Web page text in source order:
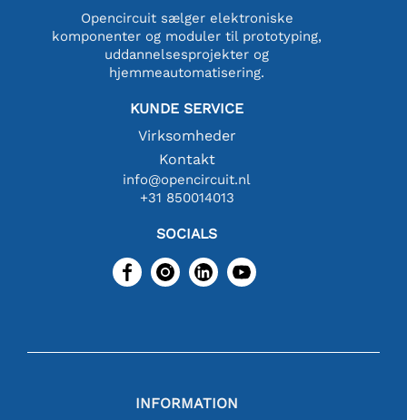
Opencircuit sælger elektroniske
komponenter og moduler til prototyping,
uddannelsesprojekter og
hjemmeautomatisering.
KUNDE SERVICE
Virksomheder
Kontakt
info@opencircuit.nl
+31 850014013
SOCIALS
INFORMATION